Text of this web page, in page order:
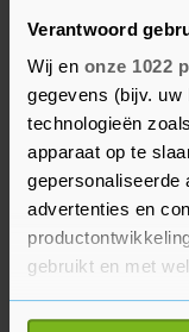
Verantwoord
Wij en onze 1022
gegevens (bijv. uw
technologieën
apparaat op te
gepersonaliseerde
advertenties en
gebruikt en met
Als u het toestaat,
meer om artsen,
administratief
Hoeveel
worden, houdt
bij. De
aangegeven
mensen te
Voor de